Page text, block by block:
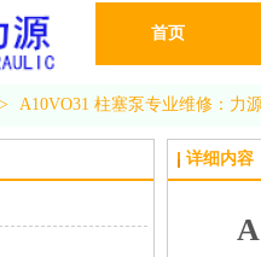
首页
A10VO31 柱塞泵专业维修：力
详细内容